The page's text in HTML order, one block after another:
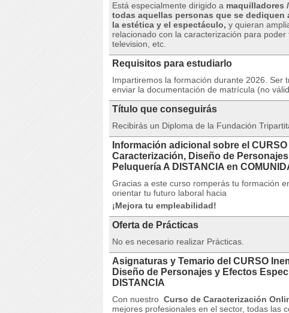
Está especialmente dirigido a maquilladores
todas aquellas personas que se
la estética y el espectáculo, y quieran
relacionado con la caracterización para
television, etc.
Requisitos para estudiarlo
Impartiremos la formación durante 2026.
enviar la documentación de matrícula (no
Título que conseguirás
Recibirás un Diploma de la Fundación
Información adicional sobre el
Caracterización, Diseño de
Peluquería A DISTANCIA en
Gracias a este curso romperás tu formación
orientar tu futuro laboral hacia
¡Mejora tu empleabilidad!
Oferta de Prácticas
No es necesario realizar Prácticas.
Asignaturas y Temario del CURSO
Diseño de Personajes y Efectos
DISTANCIA
Con nuestro Curso de Caracterización
mejores profesionales en el sector, todas las